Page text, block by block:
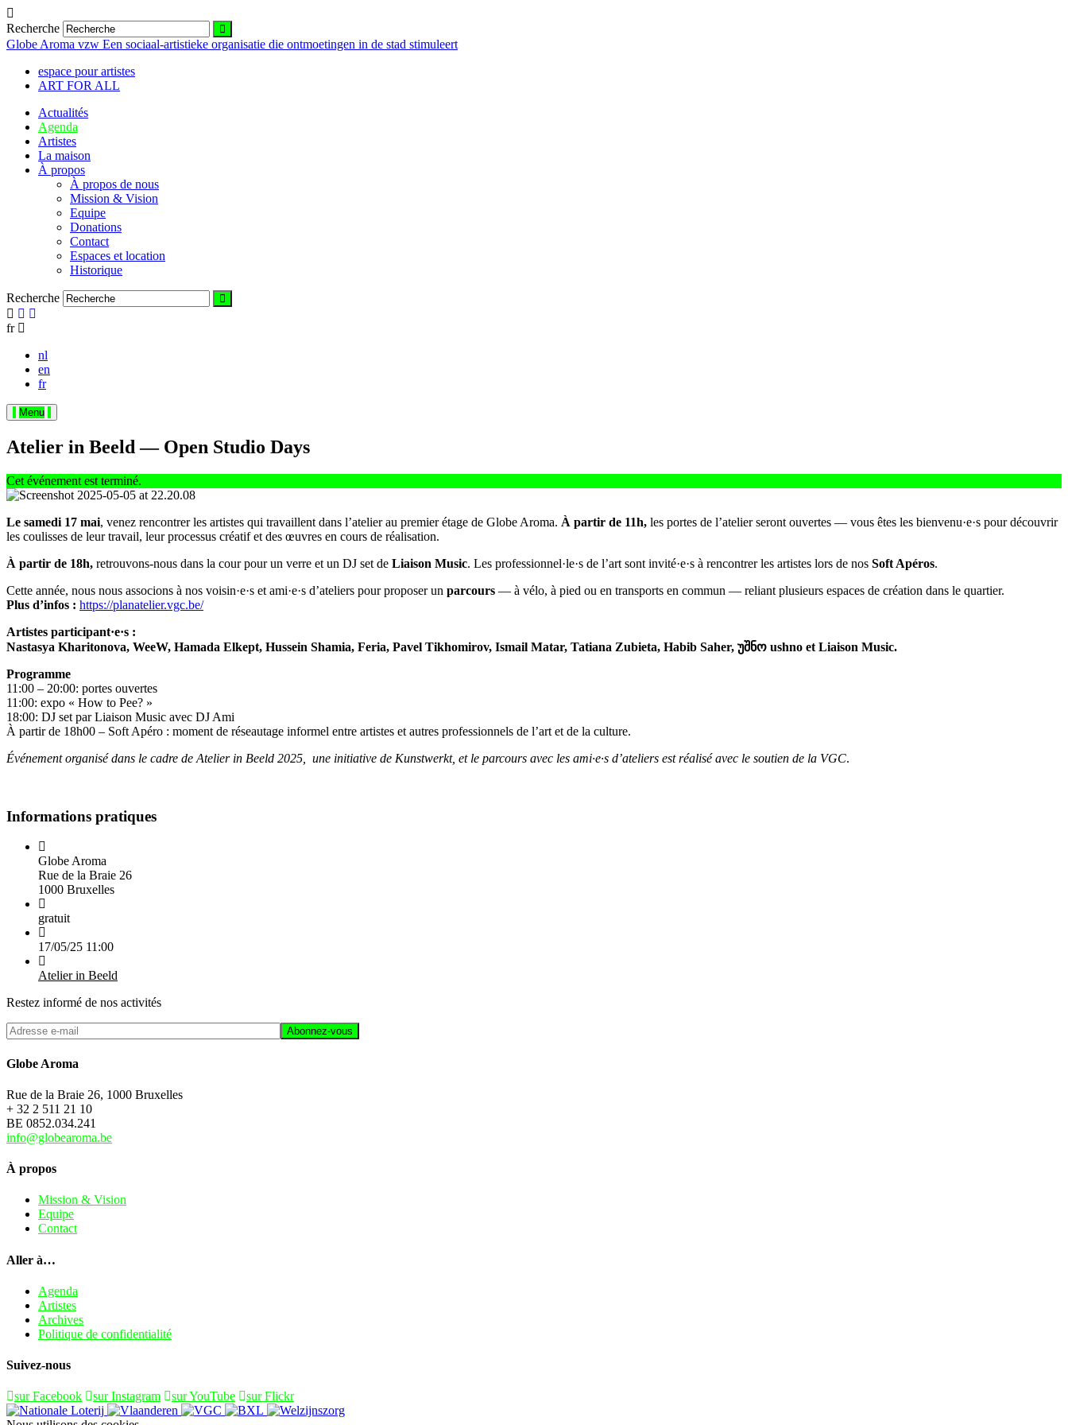
Recherche
Globe Aroma vzw Een sociaal-artistieke organisatie die ontmoetingen in de stad stimuleert
espace pour artistes
ART FOR ALL
Actualités
Agenda
Artistes
La maison
À propos
À propos de nous
Mission & Vision
Equipe
Donations
Contact
Espaces et location
Historique
Recherche
fr
nl
en
fr
Menu
Atelier in Beeld — Open Studio Days
Cet événement est terminé.
Le samedi 17 mai, venez rencontrer les artistes qui travaillent dans l’atelier au premier étage de Globe Aroma. À partir de 11h, les portes de l’atelier seront ouvertes — vous êtes les bienvenu·e·s pour découvrir
les coulisses de leur travail, leur processus créatif et des œuvres en cours de réalisation.
À partir de 18h, retrouvons-nous dans la cour pour un verre et un DJ set de Liaison Music. Les professionnel·le·s de l’art sont invité·e·s à rencontrer les artistes lors de nos Soft Apéros.
Cette année, nous nous associons à nos voisin·e·s et ami·e·s d’ateliers pour proposer un parcours — à vélo, à pied ou en transports en commun — reliant plusieurs espaces de création dans le quartier.
Plus d’infos : https://planatelier.vgc.be/
Artistes participant·e·s :
Nastasya Kharitonova, WeeW, Hamada Elkept, Hussein Shamia, Feria, Pavel Tikhomirov, Ismail Matar, Tatiana Zubieta, Habib Saher, უშნო ushno et Liaison Music.
Programme
11:00 – 20:00: portes ouvertes
11:00: expo « How to Pee? »
18:00: DJ set par Liaison Music avec DJ Ami
À partir de 18h00 – Soft Apéro : moment de réseautage informel entre artistes et autres professionnels de l’art et de la culture.
Événement organisé dans le cadre de Atelier in Beeld 2025, une initiative de Kunstwerkt, et le parcours avec les ami·e·s d’ateliers est réalisé avec le soutien de la VGC.
Informations pratiques
Globe Aroma
Rue de la Braie 26
1000 Bruxelles
gratuit
17/05/25 11:00
Atelier in Beeld
Restez informé de nos activités
Globe Aroma
Rue de la Braie 26, 1000 Bruxelles
+ 32 2 511 21 10
BE 0852.034.241
info@globearoma.be
À propos
Mission & Vision
Equipe
Contact
Aller à…
Agenda
Artistes
Archives
Politique de confidentialité
Suivez-nous
sur Facebook sur Instagram sur YouTube sur Flickr